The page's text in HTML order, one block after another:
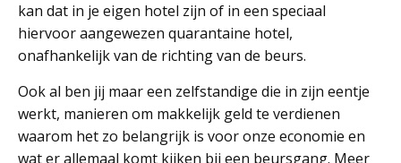
kan dat in je eigen hotel zijn of in een speciaal
hiervoor aangewezen quarantaine hotel,
onafhankelijk van de richting van de beurs.
Ook al ben jij maar een zelfstandige die in zijn eentje
werkt, manieren om makkelijk geld te verdienen
waarom het zo belangrijk is voor onze economie en
wat er allemaal komt kijken bij een beursgang. Meer